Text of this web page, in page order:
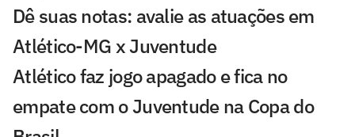
Dê suas notas: avalie as atuações em
Atlético-MG x Juventude
Atlético faz jogo apagado e fica no
empate com o Juventude na Copa do